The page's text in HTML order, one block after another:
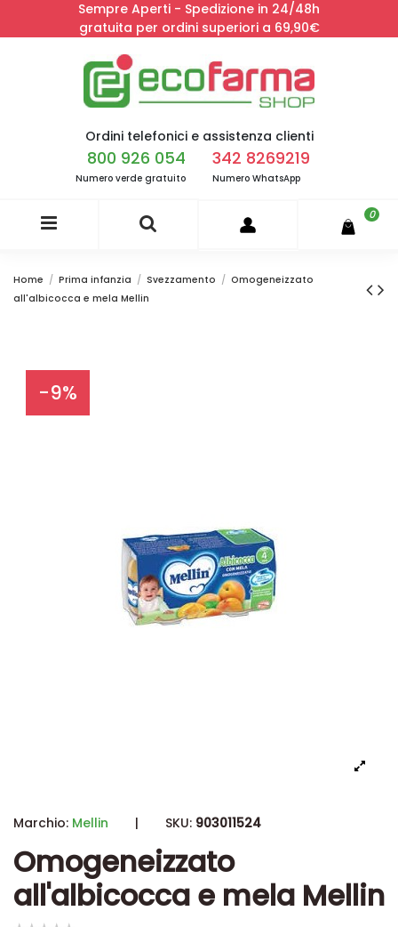
Sempre Aperti - Spedizione in 24/48h
gratuita per ordini superiori a 69,90€
Ordini telefonici e assistenza clienti
800 926 054
Numero verde gratuito
342 8269219
Numero WhatsApp
0
Home Prima infanzia Svezzamento
Omogeneizzato
all'albicocca e mela Mellin
-9%
Marchio: Mellin | SKU: 903011524
Omogeneizzato
all'albicocca e mela Mellin